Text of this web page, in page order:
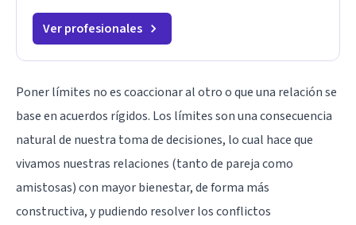
Ver profesionales
Poner límites no es coaccionar al otro o que una relación se
base en acuerdos rígidos. Los límites son una consecuencia
natural de nuestra toma de decisiones, lo cual hace que
vivamos nuestras relaciones (tanto de pareja como
amistosas) con mayor bienestar, de forma más
constructiva, y pudiendo resolver los conflictos